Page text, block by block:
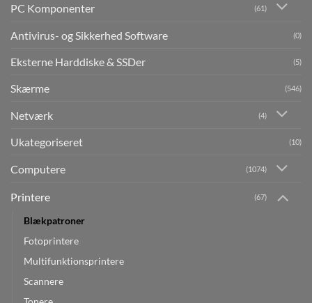
PC Komponenter (61)
Antivirus- og Sikkerhed Software (0)
Eksterne Harddiske & SSDer (5)
Skærme (546)
Netværk (4)
Ukategoriseret (10)
Computere (1074)
Printere (67)
Blækpatroner
Fotoprintere
Multifunktionsprintere
Scannere